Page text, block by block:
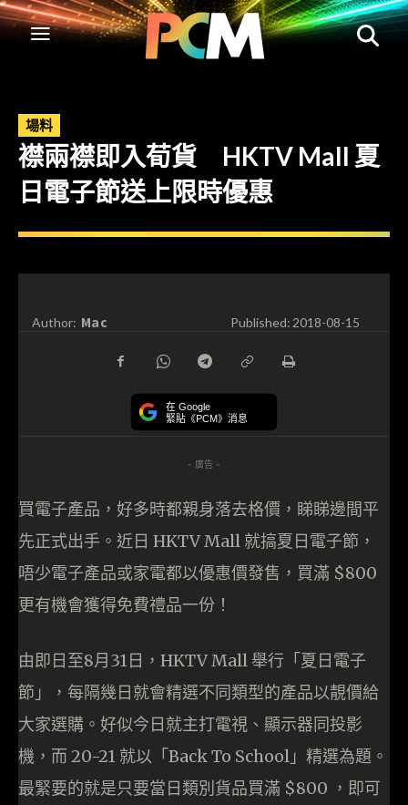
場料
襟兩襟即入荀貨 HKTV Mall 夏
日電子節送上限時優惠
Author: Mac Published:2018-08-15
在 Google
緊貼《PCM》消息
- 廣告 -
買電子產品，好多時都親身落去格價，睇睇邊間平
先正式出手。近日 HKTV Mall 就搞夏日電子節，
唔少電子產品或家電都以優惠價發售，買滿 $800
更有機會獲得免費禮品一份！
由即日至8月31日，HKTV Mall 舉行「夏日電子
節」，每隔幾日就會精選不同類型的產品以靚價給
大家選購。好似今日就主打電視、顯示器同投影
機，而 20-21 就以「Back To School」精選為題。
最緊要的就是只要當日類別貨品買滿 $800 ，即可